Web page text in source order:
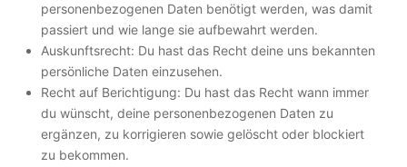
personenbezogenen Daten benötigt werden, was damit
passiert und wie lange sie aufbewahrt werden.
Auskunftsrecht: Du hast das Recht deine uns bekannten
persönliche Daten einzusehen.
Recht auf Berichtigung: Du hast das Recht wann immer
du wünscht, deine personenbezogenen Daten zu
ergänzen, zu korrigieren sowie gelöscht oder blockiert
zu bekommen.